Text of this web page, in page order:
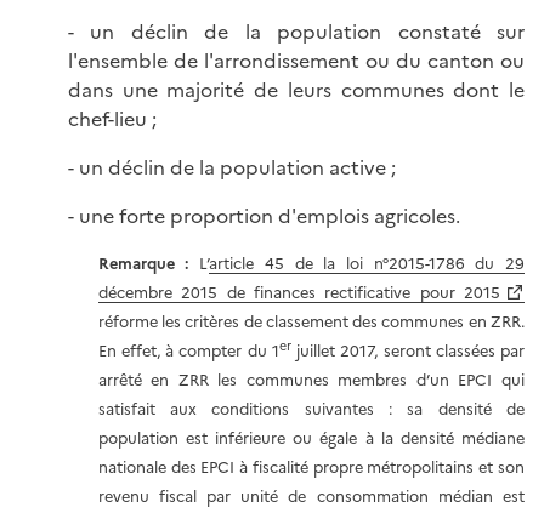
- un déclin de la population constaté sur
l'ensemble de l'arrondissement ou du canton ou
dans une majorité de leurs communes dont le
chef-lieu ;
- un déclin de la population active ;
- une forte proportion d'emplois agricoles.
Remarque : L’article 45 de la loi n°2015-1786 du 29
décembre 2015 de finances rectificative pour 2015
réforme les critères de classement des communes en ZRR.
En effet, à compter du 1erjuillet 2017, seront classées par
arrêté en ZRR les communes membres d’un EPCI qui
satisfait aux conditions suivantes : sa densité de
population est inférieure ou égale à la densité médiane
nationale des EPCI à fiscalité propre métropolitains et son
revenu fiscal par unité de consommation médian est